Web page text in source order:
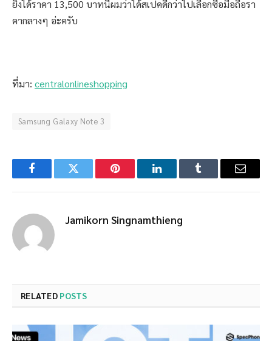
ยิ่งได้ราคา 13,500 บาทนี่ผมว่าได้สเปคดีกว่าไปเลือกซื้อมือถือรา
คากลางๆ อ่ะครับ
ที่มา: centralonlineshopping
Samsung Galaxy Note 3
FacebookTwitter Pinterest LinkedInTumblr Email
Jamikorn Singnamthieng
RELATED POSTS